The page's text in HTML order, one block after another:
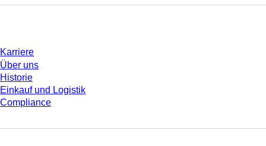
Karriere
Über uns
Historie
Einkauf und Logistik
Compliance